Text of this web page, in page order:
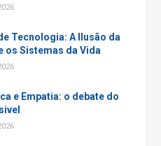
Tecnologia: A Ilusão da
os Sistemas da Vida
e Empatia: o debate do